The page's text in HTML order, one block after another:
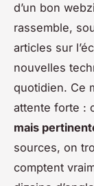
d’un bon
rassemble,
articles sur
nouvelles
quotidien. Ce
attente forte :
mais
sources, on
comptent